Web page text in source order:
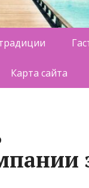
Карта сайта